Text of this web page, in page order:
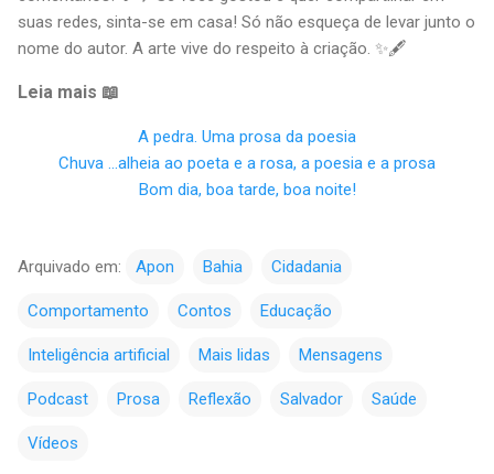
suas redes, sinta-se em casa! Só não esqueça de levar junto o
nome do autor. A arte vive do respeito à criação. ✨🖋
Leia mais 📖
A pedra. Uma prosa da poesia
Chuva ...alheia ao poeta e a rosa, a poesia e a prosa
Bom dia, boa tarde, boa noite!
Arquivado em: Apon Bahia Cidadania
Comportamento Contos Educação
Inteligência artificial Mais lidas Mensagens
Podcast Prosa Reflexão Salvador Saúde
Vídeos